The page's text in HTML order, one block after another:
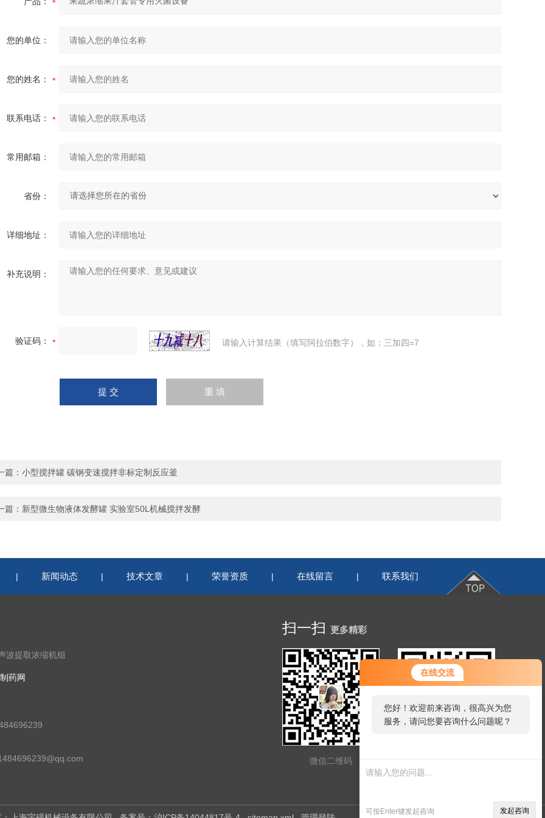
在线交流
您好！欢迎前来咨询，很高兴为您
服务，请问您要咨询什么问题呢？
可按Enter键发起咨询 发起咨询
您的单位：
您的姓名：
联系电话：
常用邮箱：
省份：
详细地址：
补充说明：
验证码： 请输入计算结果（填写阿拉伯数字），如：三加四=7
篇： 小型搅拌罐 碳钢变速搅拌非标定制反应釜
篇： 新型微生物液体发酵罐 实验室50L机械搅拌发酵
| 新闻动态 | 技术文章 | 荣誉资质 | 在线留言 | 联系我们
波提取浓缩机组
制药网
扫一扫 更多精彩
微信二维码